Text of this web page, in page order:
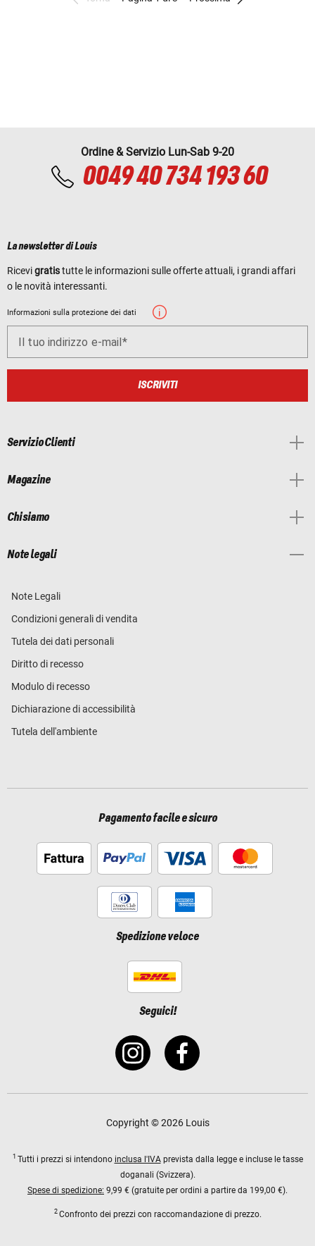
Ordine & Servizio Lun-Sab 9-20
0049 40 734 193 60
La newsletter di Louis
Ricevigratistutte le informazioni sulle offerte attuali, i grandi affari
o le novità interessanti.
Informazioni sulla protezione dei dati
Il tuo indirizzo e-mail
ISCRIVITI
Servizio Clienti
Magazine
Chi siamo
Note legali
Note Legali
Condizioni generali di vendita
Tutela dei dati personali
Diritto di recesso
Modulo di recesso
Dichiarazione di accessibilità
Tutela dell'ambiente
Pagamento facile e sicuro
Spedizione veloce
Seguici!
Copyright © 2026 Louis
1 Tutti i prezzi si intendono inclusa l'IVAprevista dalla legge e incluse le tasse
doganali (Svizzera).
Spese di spedizione: 9,99 € (gratuite per ordini a partire da 199,00 €).
2 Confronto dei prezzi con raccomandazione di prezzo.